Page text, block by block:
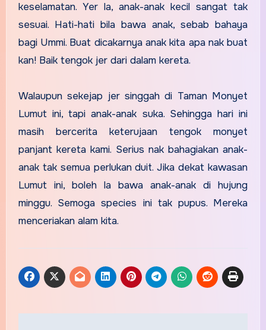
keselamatan. Yer la, anak-anak kecil sangat tak
sesuai. Hati-hati bila bawa anak, sebab bahaya
bagi Ummi. Buat dicakarnya anak kita apa nak buat
kan! Baik tengok jer dari dalam kereta.
Walaupun sekejap jer singgah di Taman Monyet
Lumut ini, tapi anak-anak suka. Sehingga hari ini
masih bercerita keterujaan tengok monyet
panjant kereta kami. Serius nak bahagiakan anak-
anak tak semua perlukan duit. Jika dekat kawasan
Lumut ini, boleh la bawa anak-anak di hujung
minggu. Semoga species ini tak pupus. Mereka
menceriakan alam kita.